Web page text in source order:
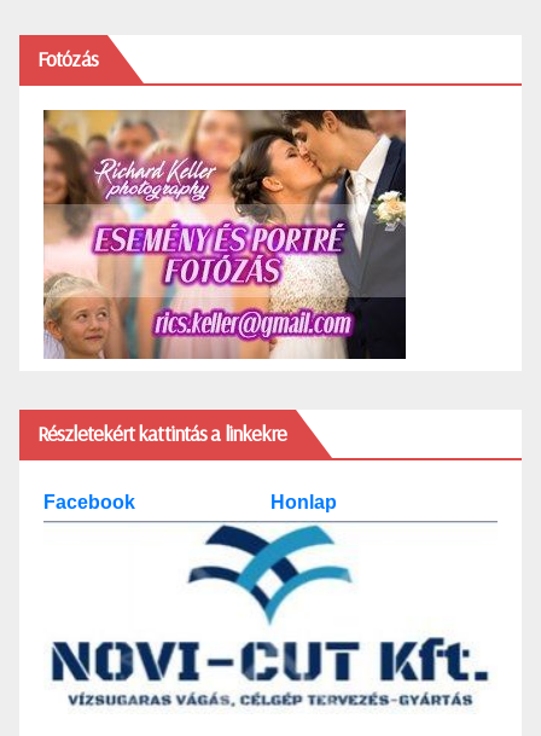
Fotózás
Részletekért kattintás a linkekre
Facebook Honlap